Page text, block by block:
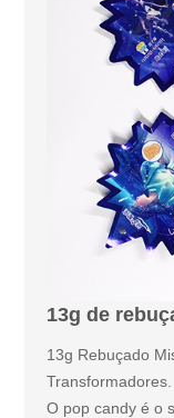
13g de
13g Rebuçado
Transformadores.
O pop candy é o